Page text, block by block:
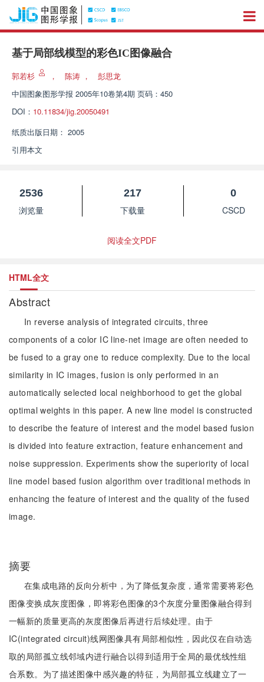
基于局部线模型的彩色IC图像融合
郭若杉 ， 陈涛 ，
彭思龙
中国图象图形学报 2005年10卷第4期 页码：450
DOI： 10.11834/jig.20050491
纸质出版日期： 2005
引用本文
2536
浏览量
217
下载量
0
CSCD
阅读全文PDF
HTML全文
Abstract
In reverse analysis of integrated circuits, three
components of a color IC line-net image are often needed to
be fused to a gray one to reduce complexity. Due to the local
similarity in IC images, fusion is only performed in an
automatically selected local neighborhood to get the global
optimal weights in this paper. A new line model is constructed
to describe the feature of interest and the model based fusion
is divided into feature extraction, feature enhancement and
noise suppression. Experiments show the superiority of local
line model based fusion algorithm over traditional methods in
enhancing the feature of interest and the quality of the fused
image.
摘要
在集成电路的反向分析中，为了降低复杂度，通常需要将彩色
图像变换成灰度图像，即将彩色图像的3个灰度分量图像融合得到
一幅新的质量更高的灰度图像后再进行后续处理。由于
IC(integrated circuit)线网图像具有局部相似性，因此仅在自动选
取的局部孤立线邻域内进行融合以得到适用于全局的最优线性组
合系数。为了描述图像中感兴趣的特征，为局部孤立线建立了一